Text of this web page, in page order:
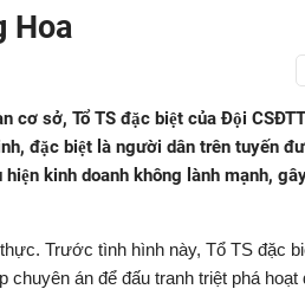
Hoa
sở, Tổ TS đặc biệt của Đội
đặc biệt là người dân trên tuyến
kinh doanh không lành mạnh,
Trước tình hình này, Tổ TS đặc
án để đấu tranh triệt phá hoạt